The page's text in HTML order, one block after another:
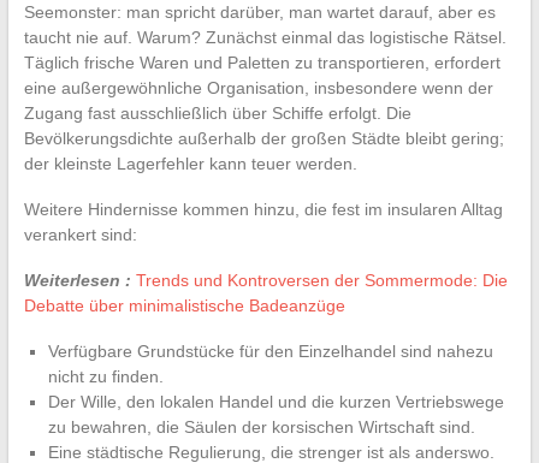
Seemonster: man spricht darüber, man wartet darauf, aber es
taucht nie auf. Warum? Zunächst einmal das logistische Rätsel.
Täglich frische Waren und Paletten zu transportieren, erfordert
eine außergewöhnliche Organisation, insbesondere wenn der
Zugang fast ausschließlich über Schiffe erfolgt. Die
Bevölkerungsdichte außerhalb der großen Städte bleibt gering;
der kleinste Lagerfehler kann teuer werden.
Weitere Hindernisse kommen hinzu, die fest im insularen Alltag
verankert sind:
Weiterlesen : Trends und Kontroversen der Sommermode: Die
Debatte über minimalistische Badeanzüge
Verfügbare Grundstücke für den Einzelhandel sind nahezu
nicht zu finden.
Der Wille, den lokalen Handel und die kurzen Vertriebswege
zu bewahren, die Säulen der korsischen Wirtschaft sind.
Eine städtische Regulierung, die strenger ist als anderswo.